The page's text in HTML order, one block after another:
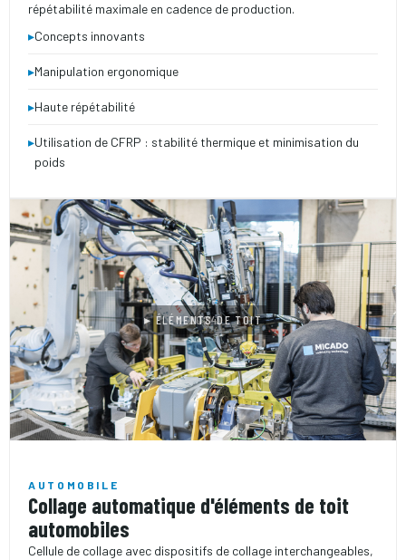
répétabilité maximale en cadence de production.
▸Concepts innovants
▸Manipulation ergonomique
▸Haute répétabilité
▸Utilisation de CFRP : stabilité thermique et minimisation du
poids
2024
▸ ÉLÉMENTS DE TOIT
AUTOMOBILE
Collage automatique d'éléments de toit
automobiles
Cellule de collage avec dispositifs de collage interchangeables,